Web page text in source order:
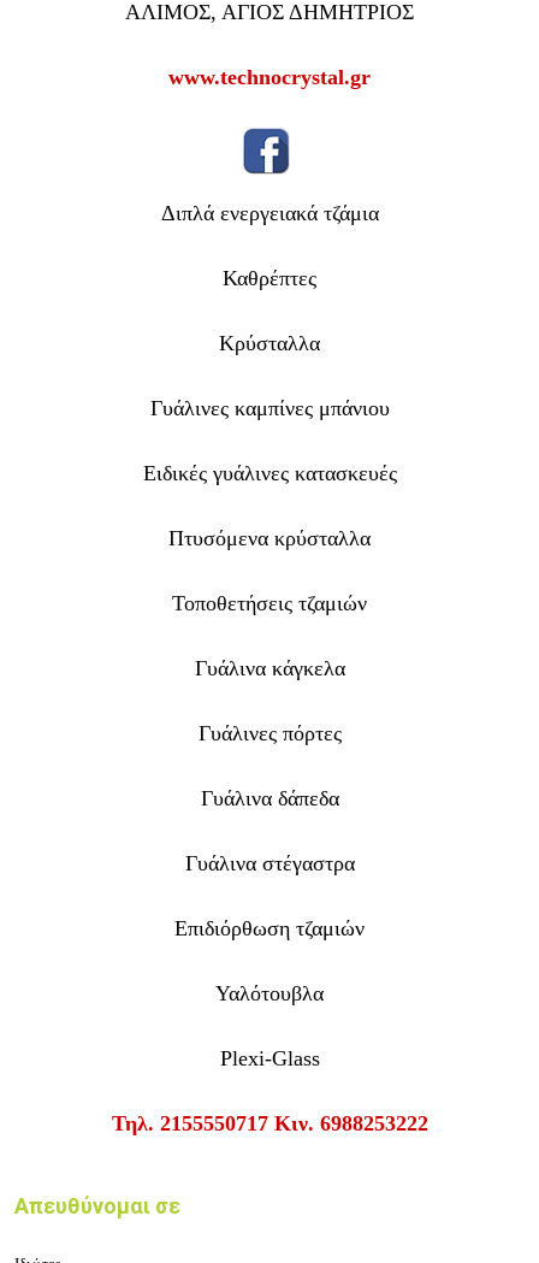
ΑΛΙΜΟΣ, ΑΓΙΟΣ ΔΗΜΗΤΡΙΟΣ
www.technocrystal.gr
Διπλά ενεργειακά τζάμια
Καθρέπτες
Κρύσταλλα
Γυάλινες καμπίνες μπάνιου
Ειδικές γυάλινες κατασκευές
Πτυσόμενα κρύσταλλα
Τοποθετήσεις τζαμιών
Γυάλινα κάγκελα
Γυάλινες πόρτες
Γυάλινα δάπεδα
Γυάλινα στέγαστρα
Επιδιόρθωση τζαμιών
Υαλότουβλα
Plexi-Glass
Τηλ. 2155550717 Κιν. 6988253222
Απευθύνομαι σε